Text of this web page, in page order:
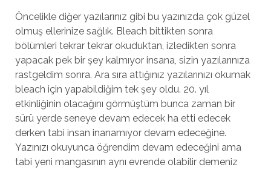
Öncelikle diğer yazılarınız gibi bu yazınızda çok güzel
olmuş ellerinize sağlık. Bleach bittikten sonra
bölümleri tekrar tekrar okuduktan, izledikten sonra
yapacak pek bir şey kalmıyor insana, sizin yazılarınıza
rastgeldim sonra. Ara sıra attığınız yazılarınızı okumak
bleach için yapabildiğim tek şey oldu. 20. yıl
etkinliğinin olacağını görmüştüm bunca zaman bir
sürü yerde seneye devam edecek ha etti edecek
derken tabi insan inanamıyor devam edeceğine.
Yazınızı okuyunca öğrendim devam edeceğini ama
tabi yeni mangasının aynı evrende olabilir demeniz